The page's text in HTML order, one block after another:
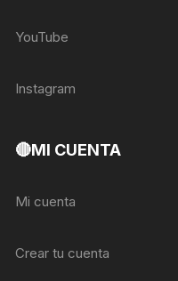
YouTube
Instagram
🔴MI CUENTA
Mi cuenta
Crear tu cuenta